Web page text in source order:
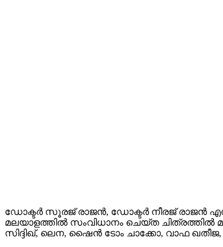
ഡോക്ടർ സൂരജ് രാജൻ, ഡോക്ടർ നീരജ് രാജൻ
മലയാളത്തിൽ സംവിധാനം ചെയ്ത ചിത്രത്തിൽ
സിദ്ദിഖ്, ലെന, ഷൈൻ ടോം ചാക്കോ, വാഫ